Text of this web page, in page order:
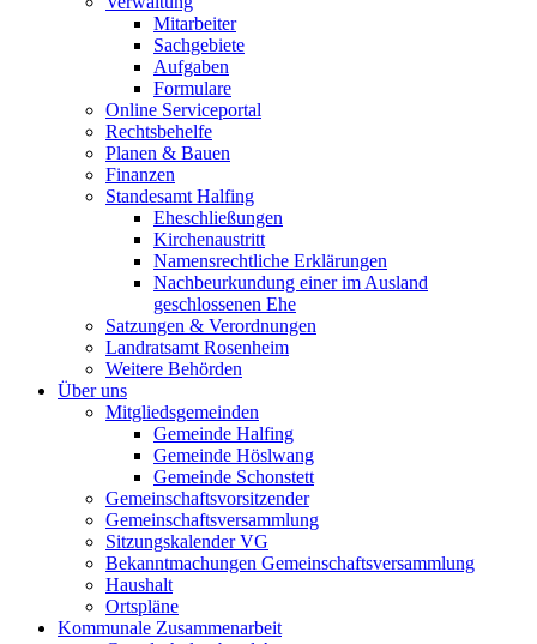
Mitarbeiter
Sachgebiete
Aufgaben
Formulare
Online Serviceportal
Rechtsbehelfe
Planen & Bauen
Finanzen
Standesamt Halfing
Eheschließungen
Kirchenaustritt
Namensrechtliche Erklärungen
Nachbeurkundung einer im Ausland
geschlossenen Ehe
Satzungen & Verordnungen
Landratsamt Rosenheim
Weitere Behörden
Über uns
Mitgliedsgemeinden
Gemeinde Halfing
Gemeinde Höslwang
Gemeinde Schonstett
Gemeinschaftsvorsitzender
Gemeinschaftsversammlung
Sitzungskalender VG
Bekanntmachungen Gemeinschaftsversammlung
Haushalt
Ortspläne
Kommunale Zusammenarbeit